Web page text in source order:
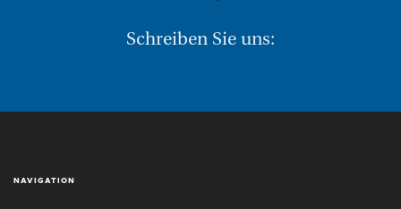
Schreiben Sie uns:
NAVIGATION